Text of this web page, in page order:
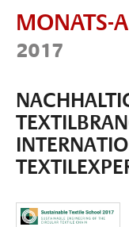
MONATS-
2017